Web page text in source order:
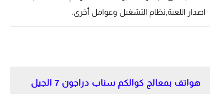
اصدار اللعبة,نظام التشغيل وعوامل أخرى.
هواتف بمعالج كوالكم سناب دراجون 7 الجيل